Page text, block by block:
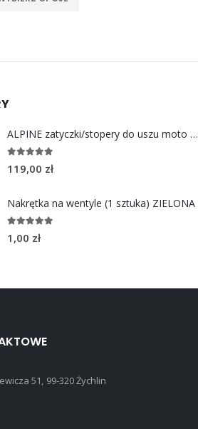
ALPINE zatyczki/stopery do uszu moto MotoSafe Pro
out of 5
119,00 zł
Nakrętka na wentyle (1 sztuka) ZIELONA
out of 5
1,00 zł
51, 99-320 Żychlin